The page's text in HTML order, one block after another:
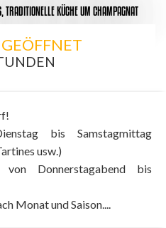
TRADITIONELLE KÜCHEUM CHAMPAGNAT
bis Samstagmittag
usw.)
Donnerstagabend bis
Monat und Saison....